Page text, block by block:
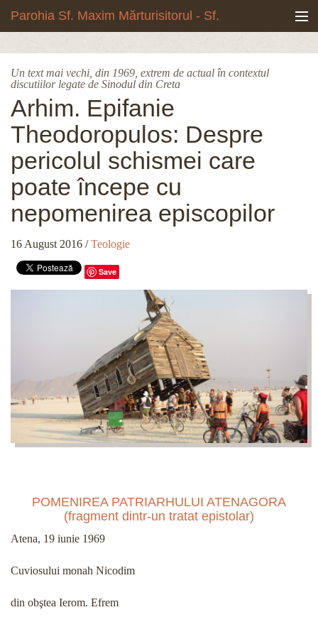
Parohia Sf. Maxim Mărturisitorul - Sf.
Noua biserică
Botezuri & Cununii
Teologie & Cuvinte duhovnicești
Fotografii
Preotul paroh
Despre noi
Un text mai vechi, din 1969, extrem de actual în contextul
discutiilor legate de Sinodul din Creta
Arhim. Epifanie
Theodoropulos: Despre
pericolul schismei care
poate începe cu
nepomenirea episcopilor
16 August 2016 /Teologie
Save
POMENIREA PATRIARHULUI ATENAGORA
(fragment dintr-un tratat epistolar)
Atena, 19 iunie 1969
Cuviosului monah Nicodim
din obştea Ierom. Efrem